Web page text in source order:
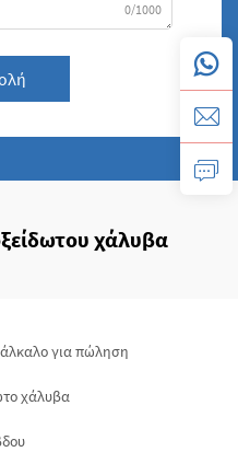
0/1000
χάλυβα
για πώληση
χάλυβα